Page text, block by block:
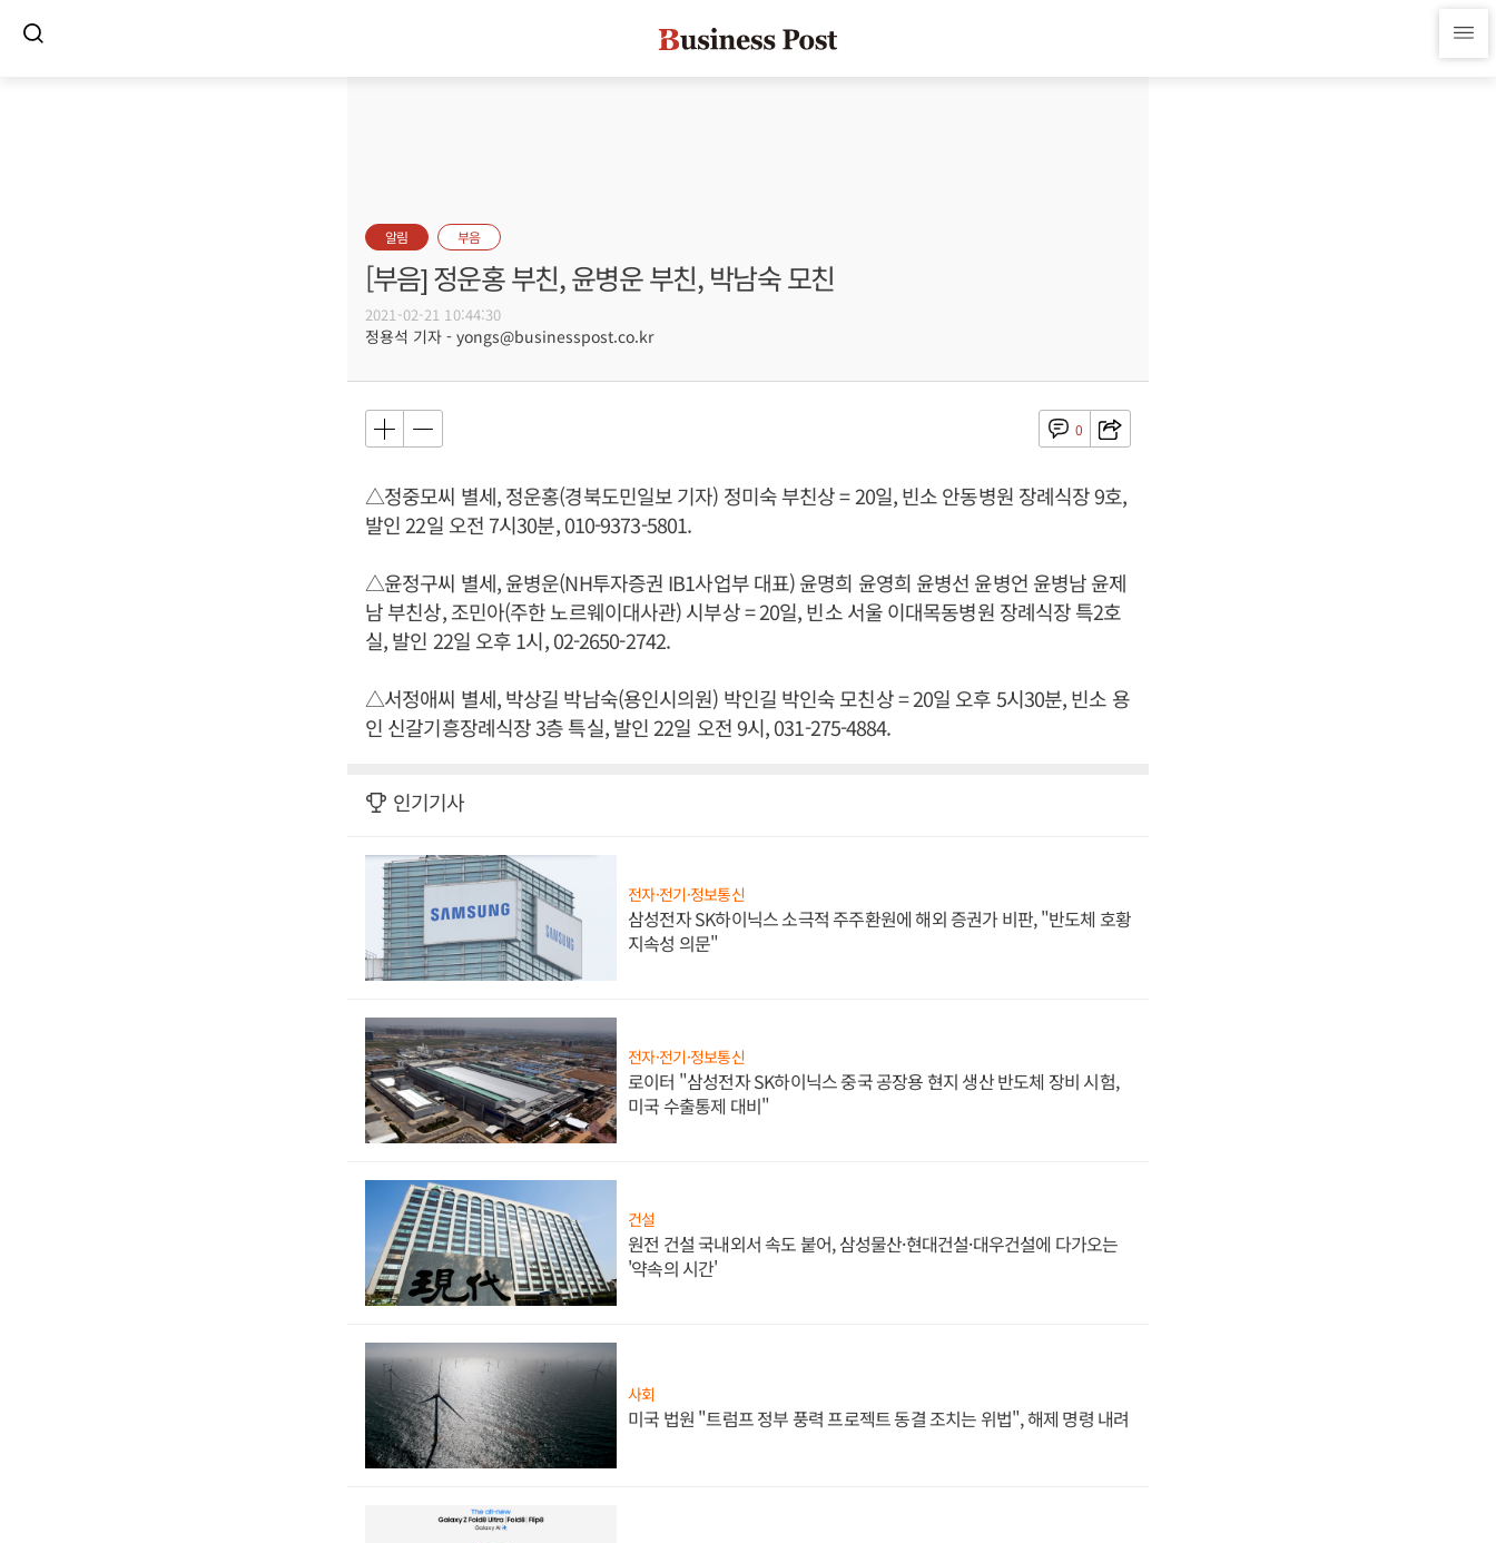
알림 부음
[부음] 정운홍 부친, 윤병운 부친, 박남숙 모친
2021-02-21 10:44:30
정용석 기자 - yongs@businesspost.co.kr
0
△정중모씨 별세, 정운홍(경북도민일보 기자) 정미숙 부친상 = 20일, 빈소 안동병원 장례식장 9호,
발인 22일 오전 7시30분, 010-9373-5801.
△윤정구씨 별세, 윤병운(NH투자증권 IB1사업부 대표) 윤명희 윤영희 윤병선 윤병언 윤병남 윤제
남 부친상, 조민아(주한 노르웨이대사관) 시부상 = 20일, 빈소 서울 이대목동병원 장례식장 특2호
실, 발인 22일 오후 1시, 02-2650-2742.
△서정애씨 별세, 박상길 박남숙(용인시의원) 박인길 박인숙 모친상 = 20일 오후 5시30분, 빈소 용
인 신갈기흥장례식장 3층 특실, 발인 22일 오전 9시, 031-275-4884.
인기기사
전자·전기·정보통신
삼성전자 SK하이닉스 소극적 주주환원에 해외 증권가 비판, "반도체 호황
지속성 의문"
전자·전기·정보통신
로이터 "삼성전자 SK하이닉스 중국 공장용 현지 생산 반도체 장비 시험,
미국 수출통제 대비"
건설
원전 건설 국내외서 속도 붙어, 삼성물산·현대건설·대우건설에 다가오는
'약속의 시간'
사회
미국 법원 "트럼프 정부 풍력 프로젝트 동결 조치는 위법", 해제 명령 내려